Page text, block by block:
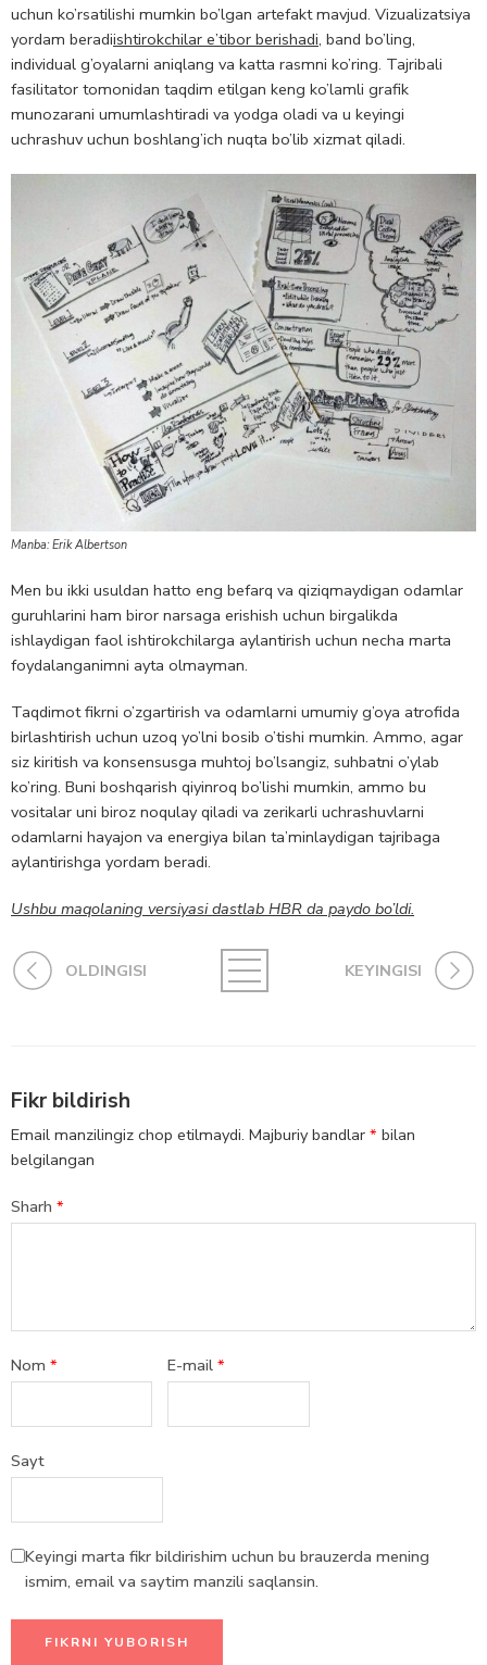
uchun ko’rsatilishi mumkin bo’lgan artefakt mavjud. Vizualizatsiya
yordam beradiishtirokchilar e’tibor berishadi, band bo’ling,
individual g’oyalarni aniqlang va katta rasmni ko’ring. Tajribali
fasilitator tomonidan taqdim etilgan keng ko’lamli grafik
munozarani umumlashtiradi va yodga oladi va u keyingi
uchrashuv uchun boshlang’ich nuqta bo’lib xizmat qiladi.
Manba: Erik Albertson
Men bu ikki usuldan hatto eng befarq va qiziqmaydigan odamlar
guruhlarini ham biror narsaga erishish uchun birgalikda
ishlaydigan faol ishtirokchilarga aylantirish uchun necha marta
foydalanganimni ayta olmayman.
Taqdimot fikrni o’zgartirish va odamlarni umumiy g’oya atrofida
birlashtirish uchun uzoq yo’lni bosib o’tishi mumkin. Ammo, agar
siz kiritish va konsensusga muhtoj bo’lsangiz, suhbatni o’ylab
ko’ring. Buni boshqarish qiyinroq bo’lishi mumkin, ammo bu
vositalar uni biroz noqulay qiladi va zerikarli uchrashuvlarni
odamlarni hayajon va energiya bilan ta’minlaydigan tajribaga
aylantirishga yordam beradi.
Ushbu maqolaning versiyasi dastlab HBR da paydo bo’ldi.
OLDINGISI KEYINGISI
Fikr bildirish
Email manzilingiz chop etilmaydi. Majburiy bandlar * bilan
belgilangan
Sharh *
Nom * E-mail*
Sayt
Keyingi marta fikr bildirishim uchun bu brauzerda mening
ismim, email va saytim manzili saqlansin.